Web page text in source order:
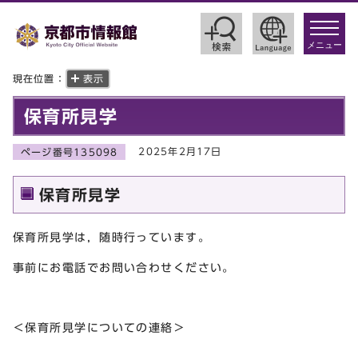
toggle
メニュー
現在位置： 表示
保育所見学
ページ番号135098 2025年2月17日
保育所見学
保育所見学は，随時行っています。
事前にお電話でお問い合わせください。
＜保育所見学についての連絡＞